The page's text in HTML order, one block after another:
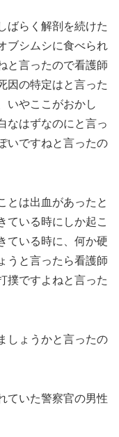
ばらく解剖を続けた
ブシムシに食べられ
と言ったので看護師
因の特定はと言った
いやここがおかし
なはずなのにと言っ
いですねと言ったの
とは出血があったと
ている時にしか起こ
ている時に、何か硬
うと言ったら看護師
撲ですよねと言った
しょうかと言ったの
ていた警察官の男性